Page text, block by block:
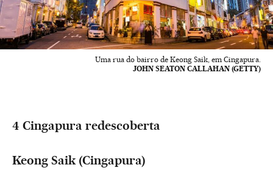
Uma rua do bairro de Keong Saik, em Cingapura.
JOHN SEATON CALLAHAN (GETTY)
4 Cingapura redescoberta
Keong Saik (Cingapura)